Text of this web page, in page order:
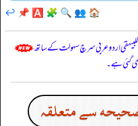
🏠
👥
🔍
🧩
🅰️
📌
↩️
اردو عربی سرچ سہولت کے ساتھ
گئی ہے۔
سے متعلقہ